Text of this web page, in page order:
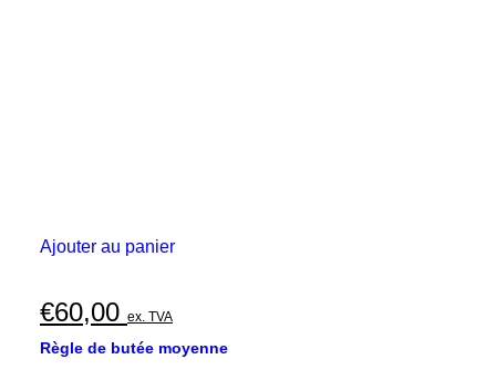
Ajouter au panier
€60,00 ex. TVA
Règle de butée moyenne